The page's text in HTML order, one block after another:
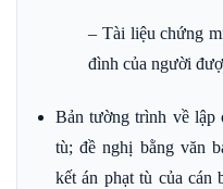
– Tài liệu chứng
đình của người
Bản tường trình về lập
tù; đề nghị bằng văn
kết án phạt tù của cán